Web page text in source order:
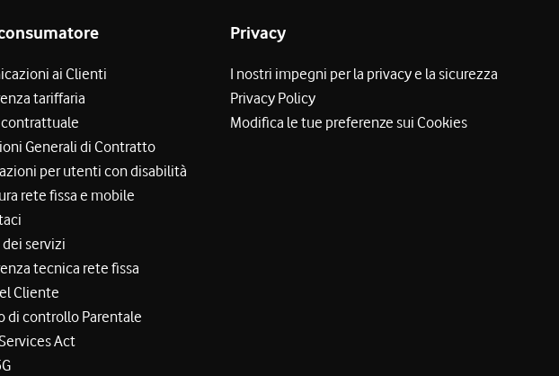
ai Clienti
tariffaria
Generali di Contratto
per utenti con disabilità
rete fissa e mobile
servizi
tecnica rete fissa
Cliente
di controllo Parentale
Act
Privacy
I nostri impegni per la privacy e la sicurezza
Privacy Policy
Modifica le tue preferenze sui Cookies